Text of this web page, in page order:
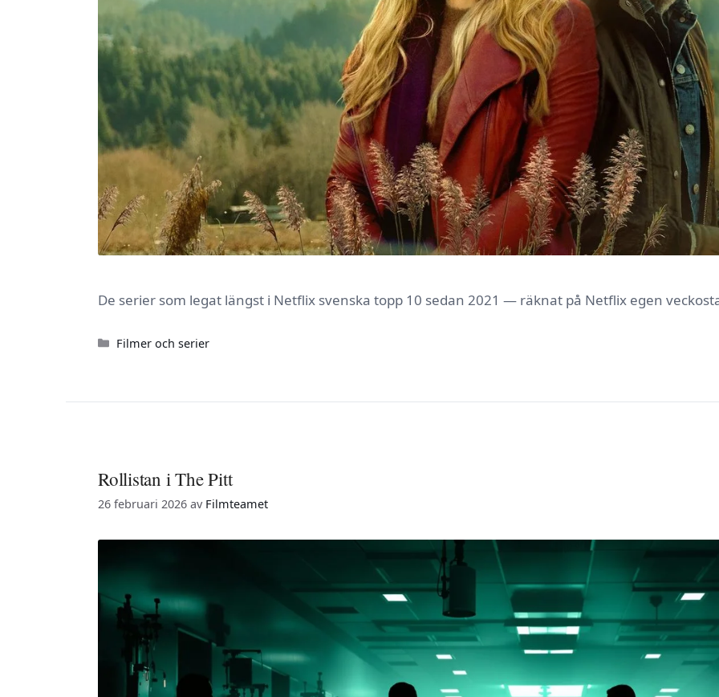
De serier som legat längst i Netflix svenska topp 10 sedan 2021 — räknat på Netflix egen
Kategorier
Filmer och serier
Rollistan i The Pitt
26 februari 2026 av Filmteamet